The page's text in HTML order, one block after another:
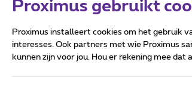
Alle
Proximus gebruikt
Proximus installeert cookies om het gebruik
interesses. Ook partners met wie Proximus
kunnen zijn voor jou. Hou er rekening mee